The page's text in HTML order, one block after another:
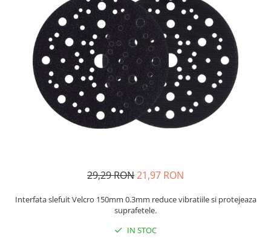
Protectie piele
Protectie vizuala
Vopsire
Sisteme si pahare PPS
Pahare de amestec
Curatare
Tinichigerie
29,29 RON21,97 RON
Interfata slefuit Velcro 150mm 0.3mm reduce vibratiile si protejeaza
suprafetele.
IN STOC